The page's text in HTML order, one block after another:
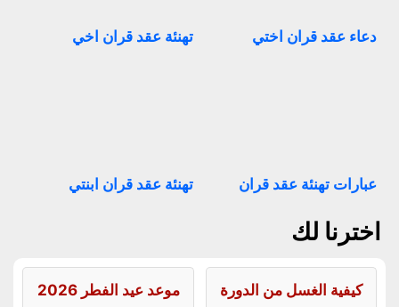
دعاء عقد قران اختي تهنئة عقد قران اخي
عبارات تهنئة عقد قران تهنئة عقد قران ابنتي
اخترنا لك
كيفية الغسل من الدورة
موعد عيد الفطر 2026